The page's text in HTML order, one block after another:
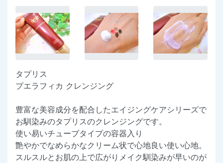
タプリス
プエラフィカ クレンジング
豊富な美容成分を配合したエイジングケアシリーズで
お馴染みのタプリスのクレンジングです。
使い易いチューブタイプの容器入り
艶やかでなめらかなクリーム状で心地良い使い心地。
スルスルとお肌の上で広がりメイク馴染みが早いのが